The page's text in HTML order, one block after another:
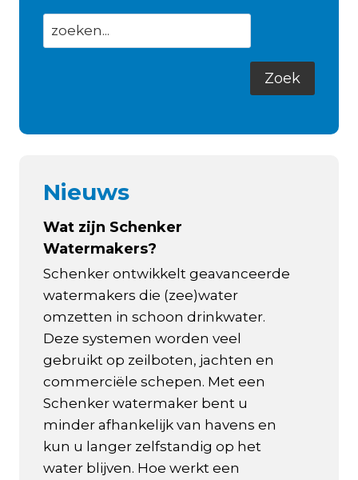
Nieuws
Wat zijn Schenker
Watermakers?
Schenker ontwikkelt geavanceerde
watermakers die (zee)water
omzetten in schoon drinkwater.
Deze systemen worden veel
gebruikt op zeilboten, jachten en
commerciële schepen. Met een
Schenker watermaker bent u
minder afhankelijk van havens en
kun u langer zelfstandig op het
water blijven. Hoe werkt een